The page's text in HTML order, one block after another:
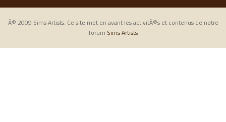
Â© 2009 Sims Artists. Ce site met en avant les activitÃ©s et contenus de notre
forum Sims Artists